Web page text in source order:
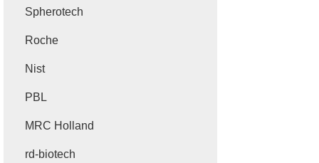
Spherotech
Roche
Nist
PBL
MRC Holland
rd-biotech